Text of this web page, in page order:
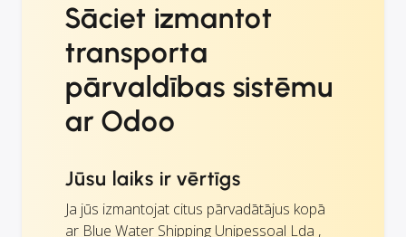
Sāciet izmantot
transporta
pārvaldības sistēmu
ar Odoo
Jūsu laiks ir vērtīgs
Ja jūs izmantojat citus pārvadātājus kopā
ar Blue Water Shipping Unipessoal Lda ,